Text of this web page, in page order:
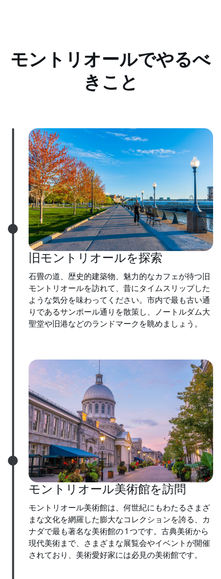
モントリオールでやるべ
きこと
旧モントリオールを探索
石畳の道、歴史的建築物、魅力的なカフェが待つ旧
モントリオールを訪れて、昔にタイムスリップした
ような気分を味わってください。市内で最も古い通
りであるサンポール通りを散策し、ノートルダム大
聖堂や旧港などのランドマークを眺めましょう。
モントリオール美術館を訪問
モントリオール美術館は、何世紀にもわたるさまざ
まな文化を網羅した膨大なコレクションを誇る、カ
ナダで最も著名な美術館の 1 つです。古典美術から
現代美術まで、さまざまな展覧会やイベントが開催
されており、美術愛好家には必見の美術館です。